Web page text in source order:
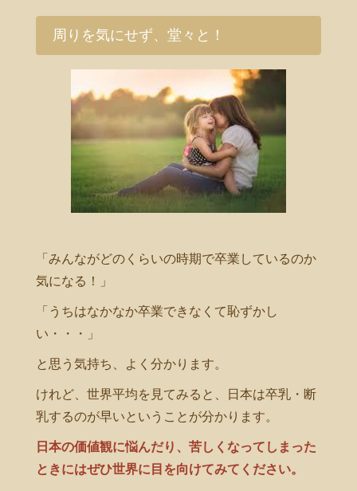
周りを気にせず、堂々と！
「みんながどのくらいの時期で卒業しているのか
気になる！」
「うちはなかなか卒業できなくて恥ずかし
い・・・」
と思う気持ち、よく分かります。
けれど、世界平均を見てみると、日本は卒乳・断
乳するのが早いということが分かります。
日本の価値観に悩んだり、苦しくなってしまった
ときにはぜひ世界に目を向けてみてください。